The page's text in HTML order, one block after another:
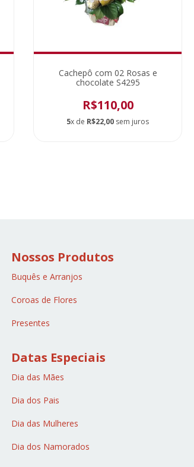
Cachepô com 02 Rosas e
chocolate S4295
R$110,00
5x de R$22,00 sem juros
Nossos Produtos
Buquês e Arranjos
Coroas de Flores
Presentes
Datas Especiais
Dia das Mães
Dia dos Pais
Dia das Mulheres
Dia dos Namorados